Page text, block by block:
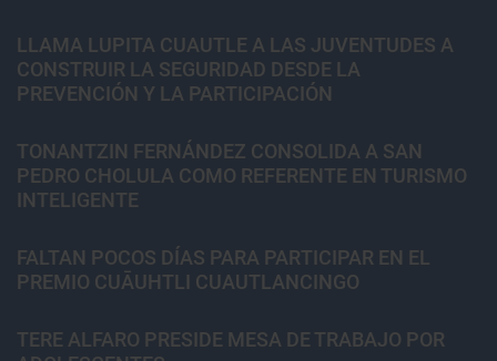
LLAMA LUPITA CUAUTLE A LAS JUVENTUDES A
CONSTRUIR LA SEGURIDAD DESDE LA
PREVENCIÓN Y LA PARTICIPACIÓN
TONANTZIN FERNÁNDEZ CONSOLIDA A SAN
PEDRO CHOLULA COMO REFERENTE EN TURISMO
INTELIGENTE
FALTAN POCOS DÍAS PARA PARTICIPAR EN EL
PREMIO CUĀUHTLI CUAUTLANCINGO
TERE ALFARO PRESIDE MESA DE TRABAJO POR